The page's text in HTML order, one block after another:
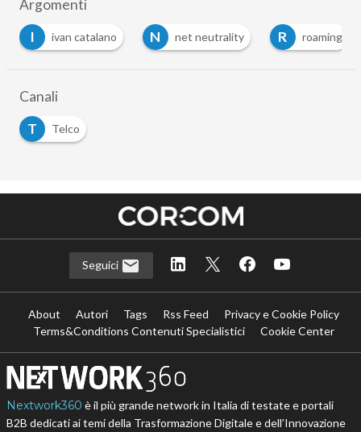
Argomenti
N net neutrality R roaming R router
Canali
T
Telco
Seguici
About Autori Tags Rss Feed
Privacy e Cookie Policy
Terms&Conditions Contenuti Specialistici
Cookie Center
Nextwork360 è il più grande network in Italia di testate e portali
B2B dedicati ai temi della Trasformazione Digitale e dell’Innovazione